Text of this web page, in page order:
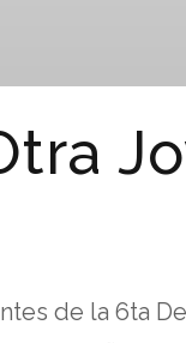
de la 6ta